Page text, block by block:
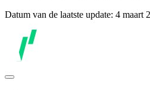
Datum van de laatste update: 4 maart